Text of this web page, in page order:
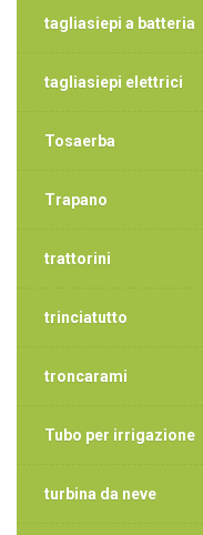
tagliasiepi a batteria
tagliasiepi elettrici
Tosaerba
Trapano
trattorini
trinciatutto
troncarami
Tubo per irrigazione
turbina da neve